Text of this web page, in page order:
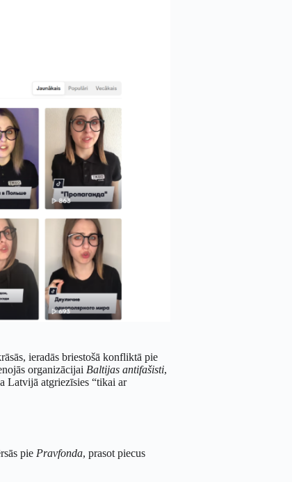
ieradās briestošā konfliktā pie
organizācijai Baltijas antifašisti,
Latvijā atgriezīsies “tikai ar
pie Pravfonda, prasot piecus